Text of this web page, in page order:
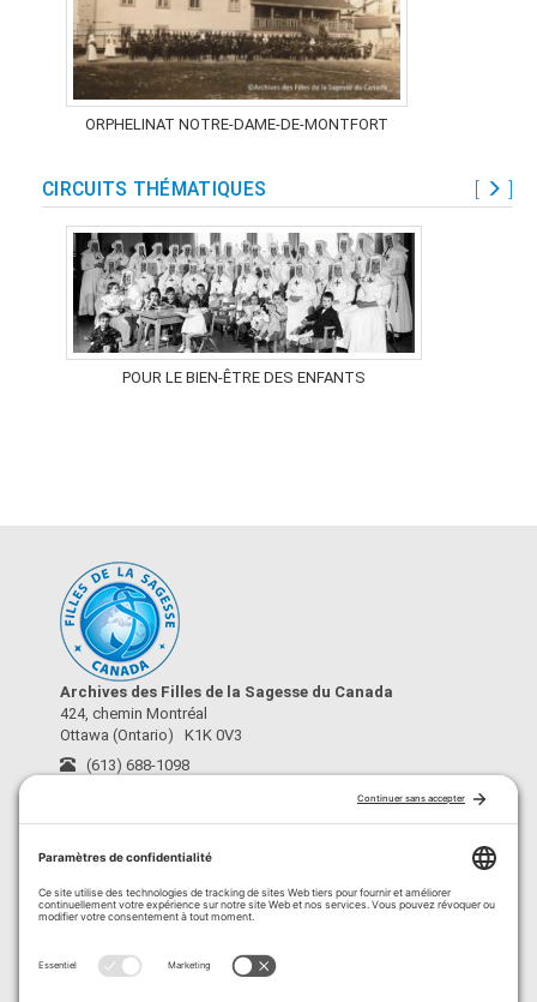
ORPHELINAT NOTRE-DAME-DE-MONTFORT
CIRCUITS THÉMATIQUES
POUR LE BIEN-ÊTRE DES ENFANTS
Archives des Filles de la Sagesse du Canada
424, chemin Montréal
Ottawa (Ontario) K1K 0V3
(613) 688-1098
›À propos
›Conditions d’utilisation
›Politique de confidentialité